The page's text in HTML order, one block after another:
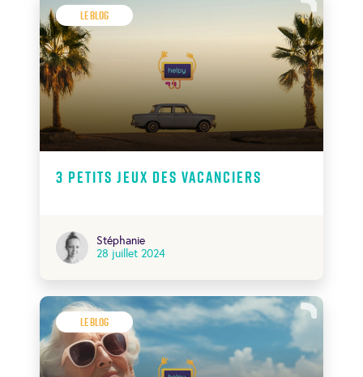
Le Blog
3 petits jeux des vacanciers
Stéphanie
28 juillet 2024
Le Blog